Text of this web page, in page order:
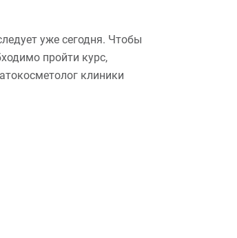
уже сегодня. Чтобы
пройти курс,
клиники